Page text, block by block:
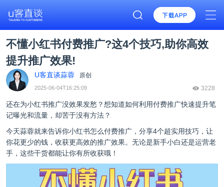
不懂小红书付费推广?这4个技巧,助你高效
提升推广效果!
U客直谈蒜蓉 原创
2025-06-04T16:25:09 3228
还在为小红书推广没效果发愁？想知道如何利用付费推广快速提升笔
记曝光和流量，却苦于没有方法？
今天蒜蓉就来告诉你小红书怎么付费推广，分享4个超实用技巧，让
你花更少的钱，收获更高效的推广效果。无论是新手小白还是运营老
手，这些干货都能让你有所收获哦！